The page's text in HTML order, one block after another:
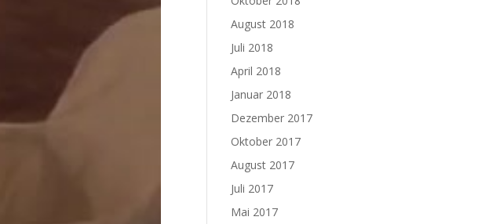
August 2018
Juli 2018
April 2018
Januar 2018
Dezember 2017
Oktober 2017
August 2017
Juli 2017
Mai 2017